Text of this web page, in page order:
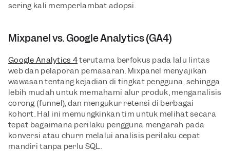
sering kali memperlambat adopsi.
Mixpanel vs. Google Analytics (GA4)
Google Analytics 4 terutama berfokus pada lalu lintas
web dan pelaporan pemasaran. Mixpanel menyajikan
wawasan tentang kejadian di tingkat pengguna, sehingga
lebih mudah untuk memahami alur produk, menganalisis
corong (funnel), dan mengukur retensi di berbagai
kohort. Hal ini memungkinkan tim untuk melihat secara
tepat bagaimana perilaku pengguna mengarah pada
konversi atau churn melalui analisis perilaku cepat
mandiri tanpa perlu SQL.